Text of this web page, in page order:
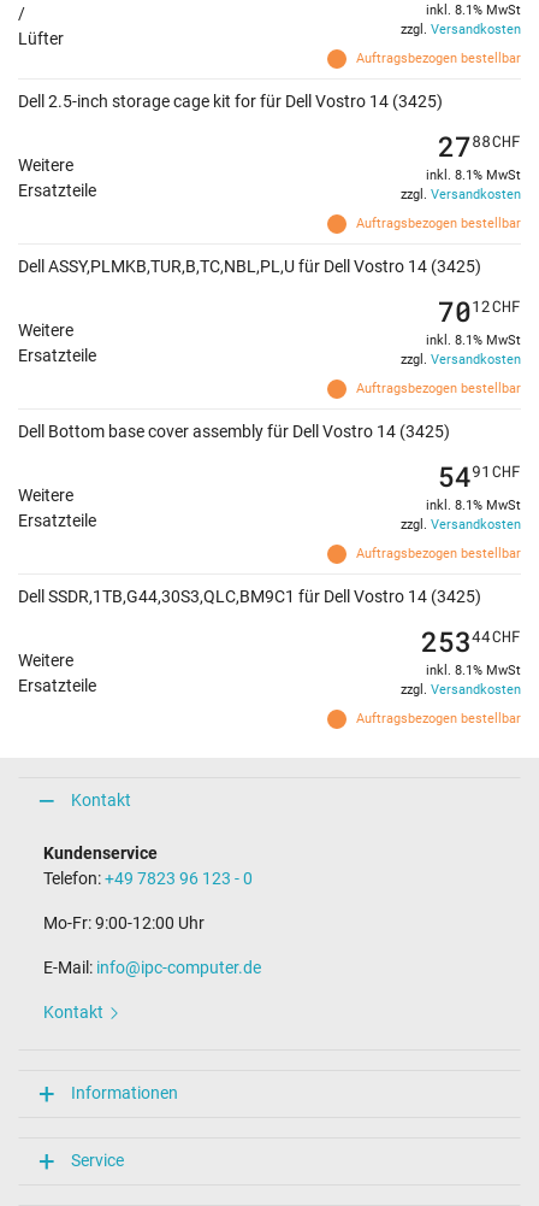
/
Lüfter
Auftragsbezogen bestellbar
inkl. 8.1% MwSt
zzgl. Versandkosten
Dell 2.5-inch storage cage kit for für Dell Vostro 14 (3425)
Weitere
Ersatzteile
Auftragsbezogen bestellbar
2788CHF
inkl. 8.1% MwSt
zzgl. Versandkosten
Dell ASSY,PLMKB,TUR,B,TC,NBL,PL,U für Dell Vostro 14 (3425)
Weitere
Ersatzteile
Auftragsbezogen bestellbar
7012CHF
inkl. 8.1% MwSt
zzgl. Versandkosten
Dell Bottom base cover assembly für Dell Vostro 14 (3425)
Weitere
Ersatzteile
Auftragsbezogen bestellbar
5491 CHF
inkl. 8.1% MwSt
zzgl. Versandkosten
Dell SSDR,1TB,G44,30S3,QLC,BM9C1 für Dell Vostro 14 (3425)
Weitere
Ersatzteile
Auftragsbezogen bestellbar
25344CHF
inkl. 8.1% MwSt
zzgl. Versandkosten
Kontakt
Kundenservice
Telefon:+49 7823 96 123 - 0
Mo-Fr: 9:00-12:00 Uhr
E-Mail: info@ipc-computer.de
Kontakt
Informationen
Service